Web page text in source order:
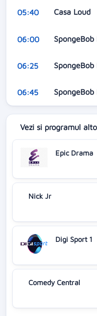
05:40 Casa Loud
06:00
06:25
06:45
Vezi si programul
Epic Drama
Nick Jr
Digi Sport 1
Comedy Central